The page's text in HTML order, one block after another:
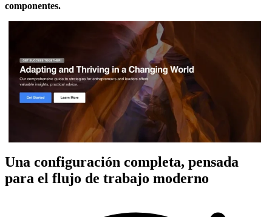
componentes.
Una configuración completa, pensada
para el flujo de trabajo moderno